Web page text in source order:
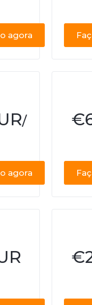
agora
/
agora
€
€